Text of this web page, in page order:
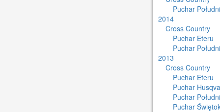
Puchar
2014
Cross Country
Puchar Eteru
Puchar
2013
Cross Country
Puchar Eteru
Puchar
Puchar
Puchar